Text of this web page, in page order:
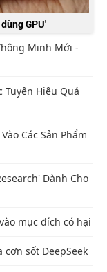
GPU'
Minh Mới -
Tuyến Hiệu Quả
Các Sản Phẩm
Dành Cho
mục đích có hại
sốt DeepSeek